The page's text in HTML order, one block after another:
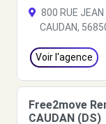
800 RUE
CAUDAN,
Voir l'agence
Free2move
CAUDAN (DS)